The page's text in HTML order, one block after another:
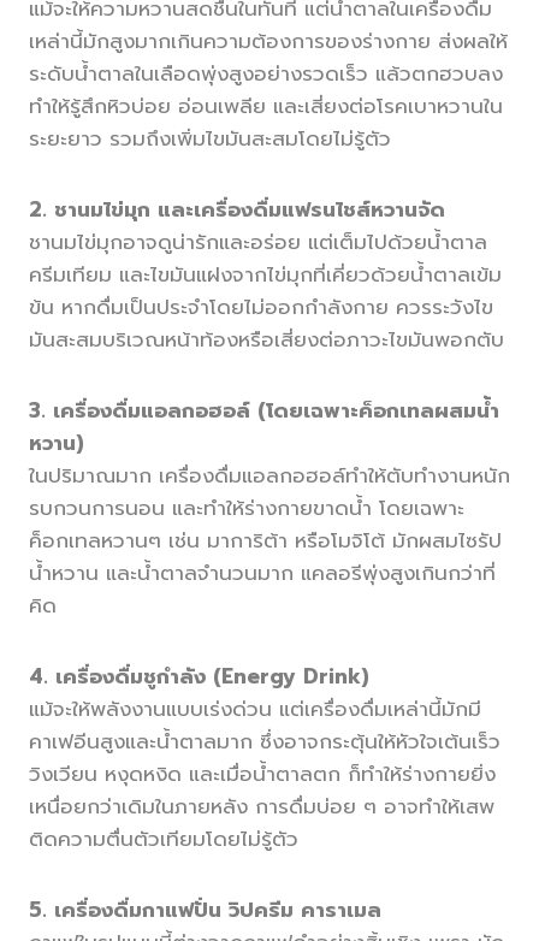
แม้จะให้ความหวานสดชื่นในทันที แต่น้ำตาลในเครื่องดื่ม
เหล่านี้มักสูงมากเกินความต้องการของร่างกาย ส่งผลให้
ระดับน้ำตาลในเลือดพุ่งสูงอย่างรวดเร็ว แล้วตกฮวบลง
ทำให้รู้สึกหิวบ่อย อ่อนเพลีย และเสี่ยงต่อโรคเบาหวานใน
ระยะยาว รวมถึงเพิ่มไขมันสะสมโดยไม่รู้ตัว
2. ชานมไข่มุก และเครื่องดื่มแฟรนไชส์หวานจัด
ชานมไข่มุกอาจดูน่ารักและอร่อย แต่เต็มไปด้วยน้ำตาล
ครีมเทียม และไขมันแฝงจากไข่มุกที่เคี่ยวด้วยน้ำตาลเข้ม
ข้น หากดื่มเป็นประจำโดยไม่ออกกำลังกาย ควรระวังไข
มันสะสมบริเวณหน้าท้องหรือเสี่ยงต่อภาวะไขมันพอกตับ
3. เครื่องดื่มแอลกอฮอล์ (โดยเฉพาะค็อกเทลผสมน้ำ
หวาน)
ในปริมาณมาก เครื่องดื่มแอลกอฮอล์ทำให้ตับทำงานหนัก
รบกวนการนอน และทำให้ร่างกายขาดน้ำ โดยเฉพาะ
ค็อกเทลหวานๆ เช่น มาการิต้า หรือโมจิโต้ มักผสมไซรัป
น้ำหวาน และน้ำตาลจำนวนมาก แคลอรีพุ่งสูงเกินกว่าที่
คิด
4. เครื่องดื่มชูกำลัง (Energy Drink)
แม้จะให้พลังงานแบบเร่งด่วน แต่เครื่องดื่มเหล่านี้มักมี
คาเฟอีนสูงและน้ำตาลมาก ซึ่งอาจกระตุ้นให้หัวใจเต้นเร็ว
วิงเวียน หงุดหงิด และเมื่อน้ำตาลตก ก็ทำให้ร่างกายยิ่ง
เหนื่อยกว่าเดิมในภายหลัง การดื่มบ่อย ๆ อาจทำให้เสพ
ติดความตื่นตัวเทียมโดยไม่รู้ตัว
5. เครื่องดื่มกาแฟปั่น วิปครีม คาราเมล